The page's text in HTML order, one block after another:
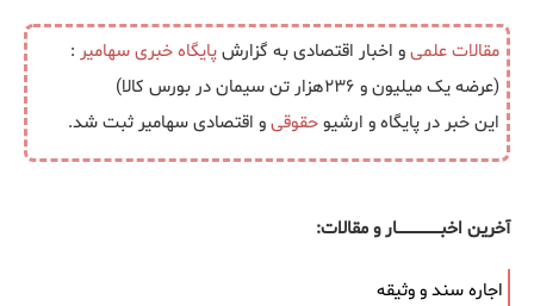
مقالات علمیو اخبار اقتصادی به گزارشپایگاه خبریسهامیر :
(عرضه یک ‌میلیون و ۲۳۶هزار تن سیمان در بورس کالا)
این خبر در پایگاه و ارشیوحقوقیو اقتصادی سهامیر ثبت شد.
آخرین اخبــــــــــــــــــار و مقالات:
اجاره سند و وثیقه